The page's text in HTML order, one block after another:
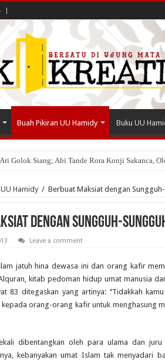
Buah Pikiran UU Hamidy Buku UU
Ari Golok Siang; Abi Tande Rora Konji Sakanca,
Hamidy / Berbuat Maksiat dengan
dengan Sungguh-
Leave a comment
jatuh hina dewasa ini dan orang kafir
kitab pedoman hidup umat manusia
83 ditegaskan yang artinya: ‘’Tidakkah
kepada orang-orang kafir untuk menghasung
dibentangkan oleh para ulama dan
,kebanyakan umat Islam tak menyadari